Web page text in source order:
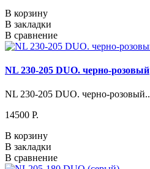
В корзину
В закладки
В сравнение
NL 230-205 DUO. черно-розовый
NL 230-205 DUO. черно-розовый..
14500 P.
В корзину
В закладки
В сравнение